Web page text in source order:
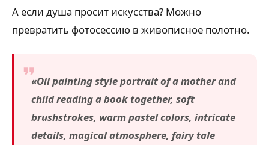
А если душа просит искусства? Можно
превратить фотосессию в живописное полотно.
«Oil painting style portrait of a mother and
child reading a book together, soft
brushstrokes, warm pastel colors, intricate
details, magical atmosphere, fairy tale